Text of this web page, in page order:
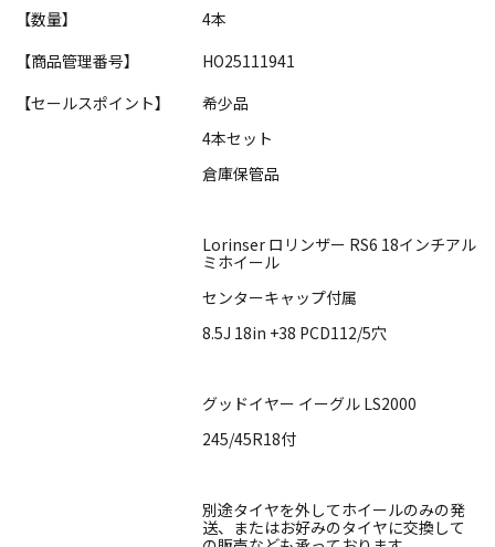
【数量】
4本
【商品管理番号】
HO25111941
【セールスポイント】
希少品
4本セット
倉庫保管品
Lorinser ロリンザー RS6 18インチアル
ミホイール
センターキャップ付属
8.5J 18in +38 PCD112/5穴
グッドイヤー イーグル LS2000
245/45R18付
別途タイヤを外してホイールのみの発
送、またはお好みのタイヤに交換して